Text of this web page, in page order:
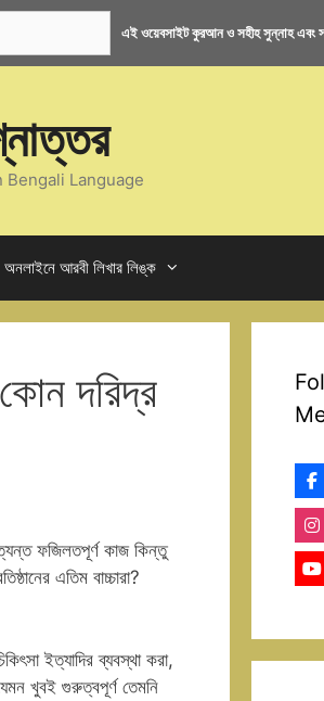
এই ওয়েবসাইট কুরআন ও সহীহ সুন্নাহ এবং
Bengali Language
অনলাইনে আরবী লিখার লিঙ্ক
দরিদ্র
ফজিলতপূর্ণ কাজ কিন্তু
এতিম বাচ্চারা?
ইত্যাদির ব্যবস্থা করা‌,
খুবই গুরুত্বপূর্ণ তেমনি